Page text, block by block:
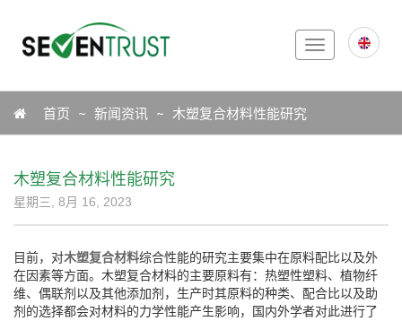
Toggle
navigation
Icon首页 新闻资讯 木塑复合材料性能研究
木塑复合材料性能研究
星期三, 8月 16, 2023
目前，对木塑复合材料综合性能的研究主要集中在原料配比以及外
在因素等方面。木塑复合材料的主要原料有：热塑性塑料、植物纤
维、偶联剂以及其他添加剂，生产时其原料的种类、配合比以及助
剂的选择都会对材料的力学性能产生影响，国内外学者对此进行了